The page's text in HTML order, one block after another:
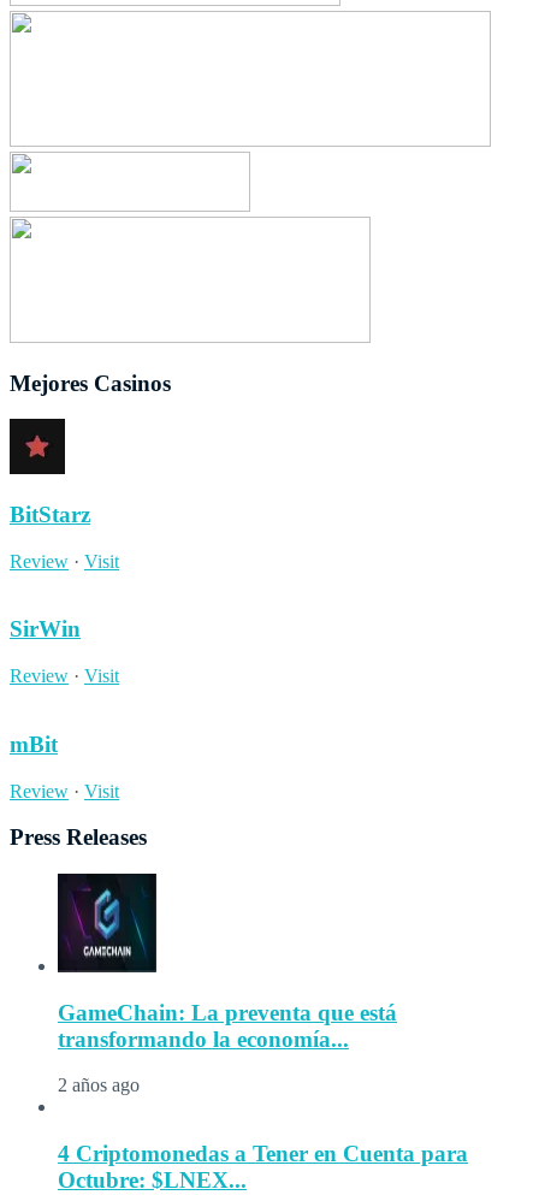
Mejores Casinos
BitStarz
Review · Visit
SirWin
Review · Visit
mBit
Review · Visit
Press Releases
GameChain: La preventa que está
transformando la economía...
2 años ago
4 Criptomonedas a Tener en Cuenta para
Octubre: $LNEX...